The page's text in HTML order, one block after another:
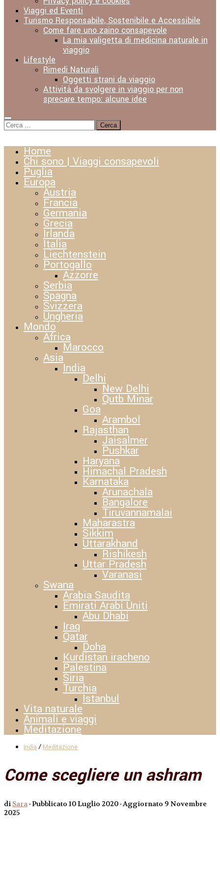
Viaggi ed Eventi
Turismo Responsabile, Sostenibile e Accessibile
Come fare uno zaino consapevole
La mia valigetta di medicina naturale in
viaggio
Lifestyle
Rimedi Naturali
Oggetti strani da viaggio
Attività da svolgere in viaggio per non
sprecare tempo: alcune idee
Ricerca
per:
Home
Chi sono | Viaggi consapevoli
Puglia
Europa
Austria
Francia
Germania
Grecia
Irlanda
Italia
Liechtenstein
Portogallo
Azzorre
Serbia
Spagna
Svizzera
Ungheria
Mondo
Africa
Marocco
Asia
India
Delhi
New Delhi
Qutb Minar
Goa
Arambol
Rajasthan
Jaisalmer
Pushkar
Haryana
Himachal Pradesh
Karnataka
Arunachala
Bangalore
Tiruvannamalai
Maharastra
Sikkim
Uttarakhand
Rishikesh
Uttar Pradesh
Varanasi
Swana
Arabia Saudita
Emirati Arabi Uniti
Abu Dhabi
Iraq
Qatar
Doha
Kurdistan iracheno
Palestina
Siria
Turchia
Istanbul
Vita naturale
Animali e viaggi
Meditazione
India / Meditazione
Come scegliere un ashram
di Sara · Pubblicato 10 Luglio 2020 · Aggiornato 9 Novembre
2025